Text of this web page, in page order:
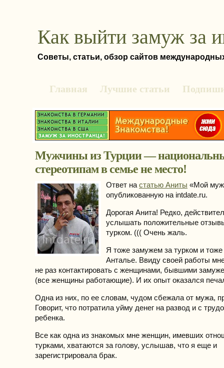
Как выйти замуж за
Советы, статьи, обзор сайтов
Главная Лучшие статьи
Мужчины из Турции —
стереотипам в семье не место!
Ответ на статью Аниты «Мой муж
опубликованную на intdate.ru.
Дорогая Анита! Редко,
услышать положительные
турком. ((( Очень жаль.
Я тоже замужем за турком и
Анталье. Ввиду своей работы
не раз контактировать с женщинами, бывшими
(все женщины работающие). И их опыт оказался
Одна из них, по ее словам, чудом сбежала от мужа,
Говорит, что потратила уйму денег на развод и с
ребенка.
Все как одна из знакомых мне женщин, имевших
турками, хватаются за голову, услышав, что я еще и
зарегистрировала брак.